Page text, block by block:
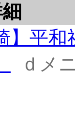
】平
ｄメ